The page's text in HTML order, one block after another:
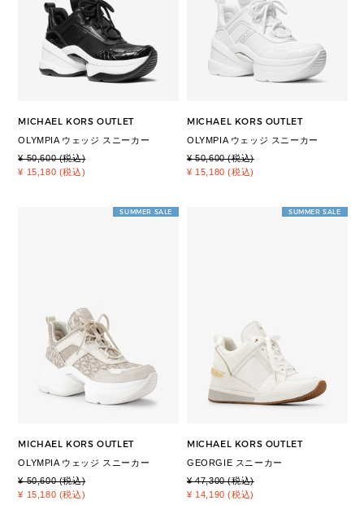
MICHAEL KORS OUTLET
OLYMPIA ウェッジ スニーカー
¥ 50,600 (税込)
¥ 15,180 (税込)
MICHAEL KORS OUTLET
OLYMPIA ウェッジ スニーカー
¥ 50,600 (税込)
¥ 15,180 (税込)
SUMMER SALE
MICHAEL KORS OUTLET
OLYMPIA ウェッジ スニーカー
¥ 50,600 (税込)
¥ 15,180 (税込)
SUMMER SALE
MICHAEL KORS OUTLET
GEORGIE スニーカー
¥ 47,300 (税込)
¥ 14,190 (税込)